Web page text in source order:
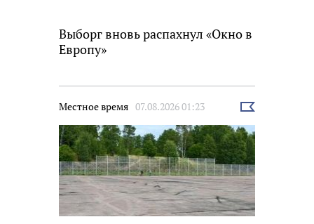
Выборг вновь распахнул «Окно в
Европу»
Местное время 07.08.2026 01:23
Выбрать